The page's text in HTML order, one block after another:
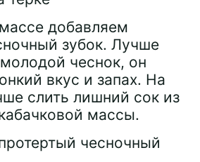
добавляем
зубок. Лучше
чеснок, он
вкус и запах. На
слить лишний сок из
массы.